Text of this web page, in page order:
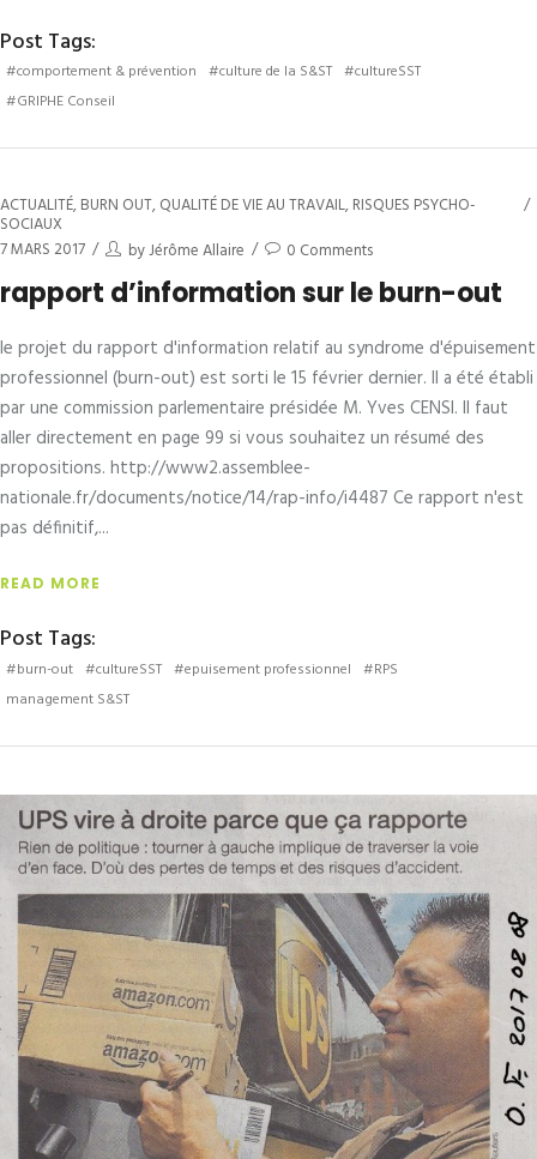
Post Tags:
#comportement & prévention #culture de la S&ST #cultureSST
#GRIPHE Conseil
ACTUALITÉ,BURN OUT,QUALITÉ DE VIE AU TRAVAIL,RISQUES PSYCHO-
SOCIAUX
7 MARS 2017
byJérôme Allaire 0 Comments
rapport d’information sur le burn-out
le projet du rapport d'information relatif au syndrome d'épuisement
professionnel (burn-out) est sorti le 15 février dernier. Il a été établi
par une commission parlementaire présidée M. Yves CENSI. Il faut
aller directement en page 99 si vous souhaitez un résumé des
propositions. http://www2.assemblee-
nationale.fr/documents/notice/14/rap-info/i4487 Ce rapport n'est
pas définitif,
READ MORE
Post Tags:
#burn-out #cultureSST #epuisement professionnel #RPS
management S&ST